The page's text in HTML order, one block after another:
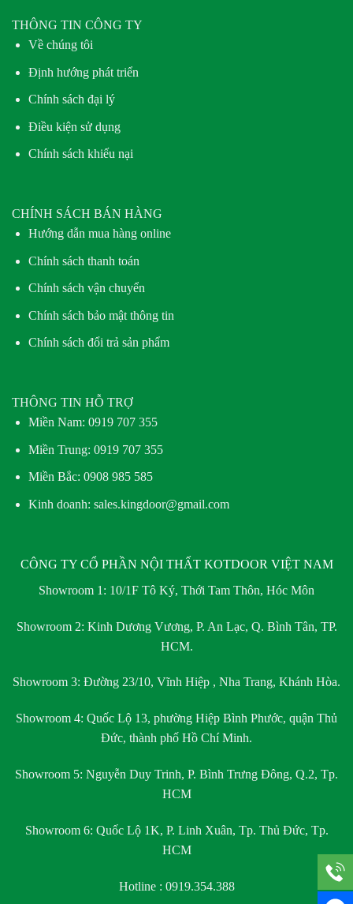
THÔNG TIN CÔNG TY
Về chúng tôi
Định hướng phát triển
Chính sách đại lý
Điều kiện sử dụng
Chính sách khiếu nại
CHÍNH SÁCH BÁN HÀNG
Hướng dẫn mua hàng online
Chính sách thanh toán
Chính sách vận chuyển
Chính sách bảo mật thông tin
Chính sách đổi trả sản phẩm
THÔNG TIN HỖ TRỢ
Miền Nam: 0919 707 355
Miền Trung: 0919 707 355
Miền Bắc: 0908 985 585
Kinh doanh: sales.kingdoor@gmail.com
CÔNG TY CỔ PHẦN NỘI THẤT KOTDOOR VIỆT NAM
Showroom 1: 10/1F Tô Ký, Thới Tam Thôn, Hóc Môn
Showroom 2: Kinh Dương Vương, P. An Lạc, Q. Bình Tân, TP.
HCM.
Showroom 3: Đường 23/10, Vĩnh Hiệp , Nha Trang, Khánh Hòa.
Showroom 4: Quốc Lộ 13, phường Hiệp Bình Phước, quận Thủ
Đức, thành phố Hồ Chí Minh.
Showroom 5: Nguyễn Duy Trinh, P. Bình Trưng Đông, Q.2, Tp.
HCM
Showroom 6: Quốc Lộ 1K, P. Linh Xuân, Tp. Thủ Đức, Tp.
HCM
Hotline : 0919.354.388